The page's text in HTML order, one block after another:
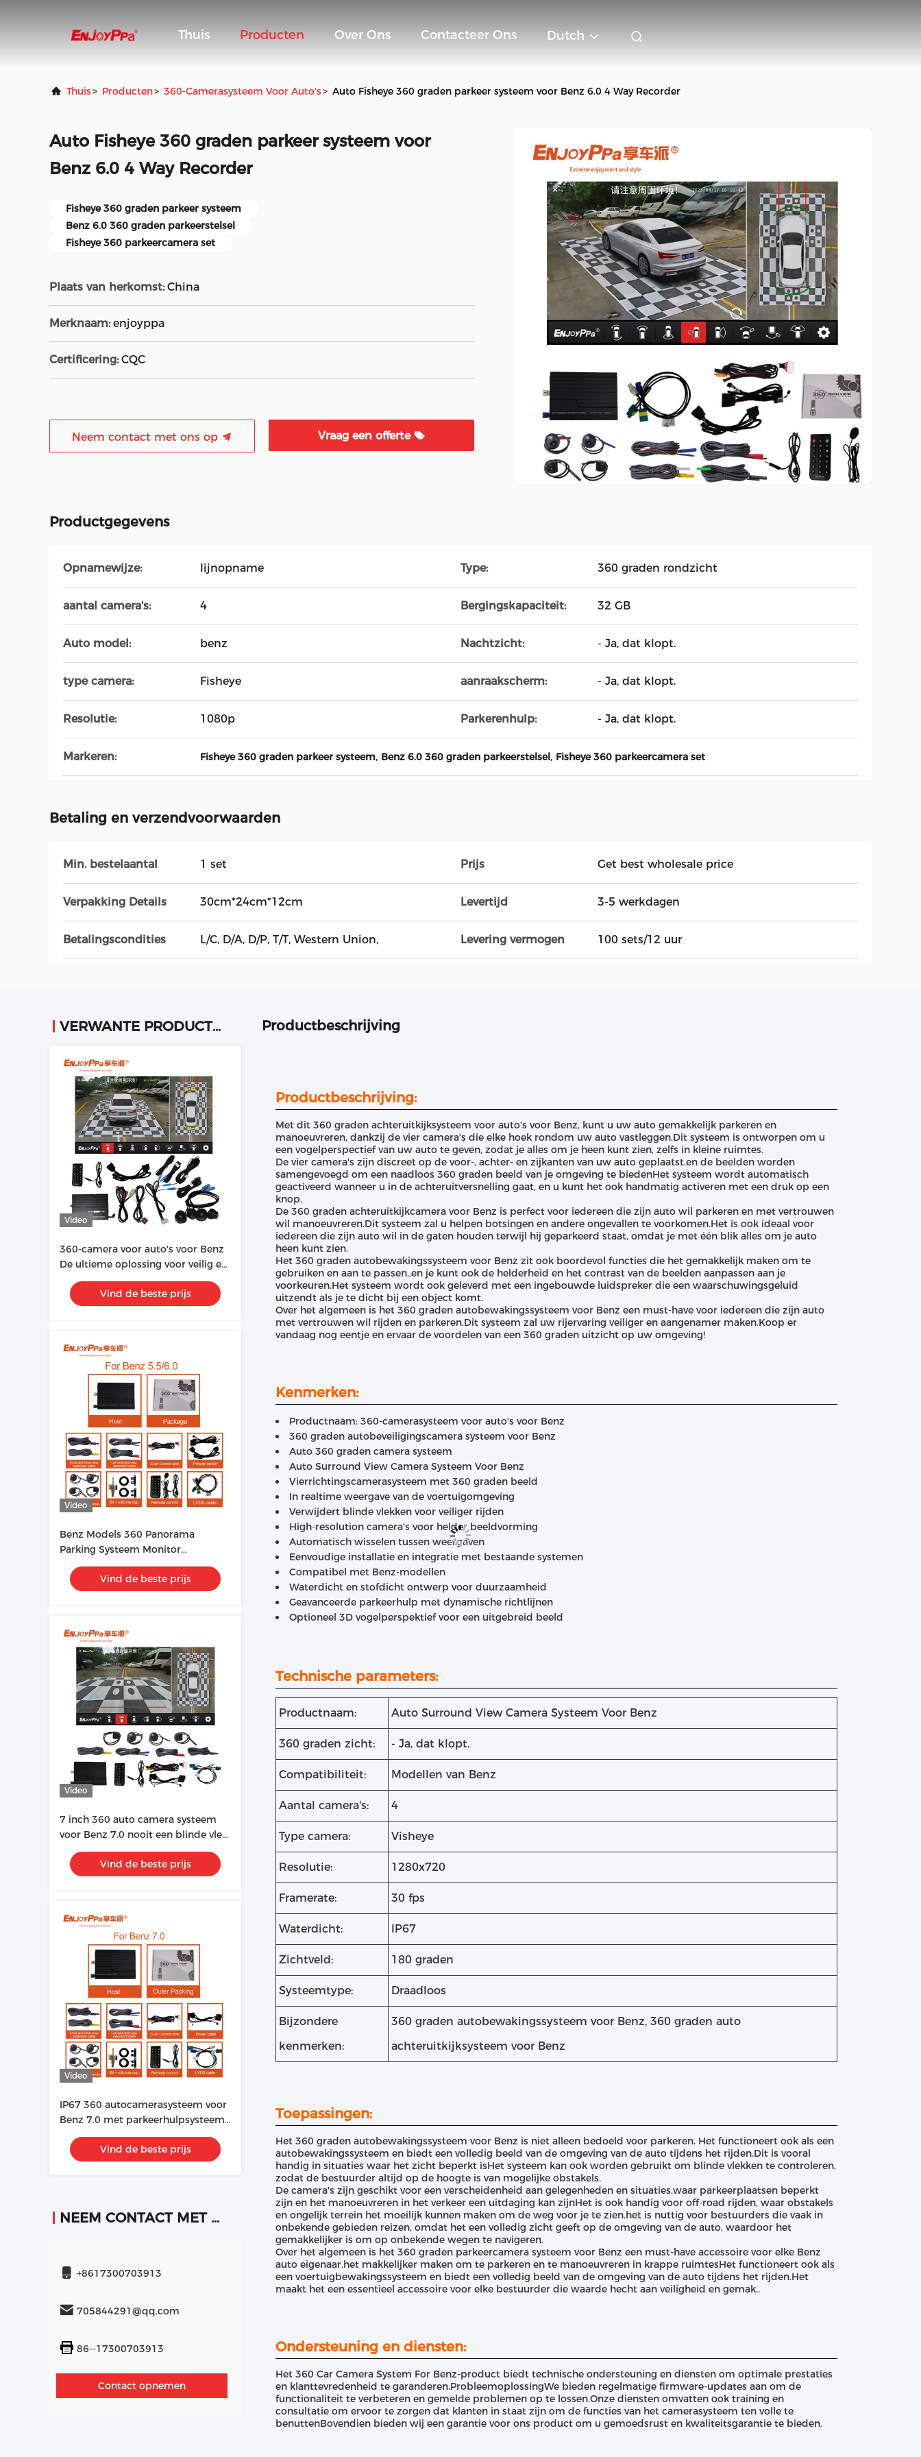
Thuis Producten Over Ons Contacteer Ons Dutch
Thuis> Producten> 360-Camerasysteem Voor Auto's> Auto Fisheye 360 graden parkeer systeem voor Benz 6.0 4 Way Recorder
Auto Fisheye 360 graden parkeer systeem voor
Benz 6.0 4 Way Recorder
Fisheye 360 graden parkeer systeem
Benz 6.0 360 graden parkeerstelsel
Fisheye 360 parkeercamera set
Plaats van herkomst: China
Merknaam: enjoyppa
Certificering: CQC
Neem contact met ons op Vraag een offerte
Productgegevens
Opnamewijze: lijnopname Type: 360 graden rondzicht
aantal camera's: 4 Bergingskapaciteit: 32 GB
Auto model: benz Nachtzicht: - Ja, dat klopt.
type camera: Fisheye aanraakscherm: - Ja, dat klopt.
Resolutie: 1080p Parkerenhulp: - Ja, dat klopt.
Markeren: Fisheye 360 graden parkeer systeem, Benz 6.0 360 graden parkeerstelsel, Fisheye 360 parkeercamera set
Betaling en verzendvoorwaarden
Min. bestelaantal 1 set Prijs Get best wholesale price
Verpakking Details 30cm*24cm*12cm Levertijd 3-5 werkdagen
Betalingscondities L/C, D/A, D/P, T/T, Western Union, Levering vermogen 100 sets/12 uur
VERWANTE PRODUCTEN
Video
360-camera voor auto's voor Benz
De ultieme oplossing voor veilig en
slim rijden
Vind de beste prijs
Video
Benz Models 360 Panorama
Parking Systeem Monitor
moeiteloos uw auto omgeving
Vind de beste prijs
Video
7 inch 360 auto camera systeem
voor Benz 7.0 nooit een blinde vlek
missen
Vind de beste prijs
Video
IP67 360 autocamerasysteem voor
Benz 7.0 met parkeerhulpsysteem
voor omgevingszicht
Vind de beste prijs
NEEM CONTACT MET ONS OP
+8617300703913
705844291@qq.com
86--17300703913
Contact opnemen
Productbeschrijving
Productbeschrijving:
Met dit 360 graden achteruitkijksysteem voor auto's voor Benz, kunt u uw auto gemakkelijk parkeren en
manoeuvreren, dankzij de vier camera's die elke hoek rondom uw auto vastleggen.Dit systeem is ontworpen om u
een vogelperspectief van uw auto te geven, zodat je alles om je heen kunt zien, zelfs in kleine ruimtes.
De vier camera's zijn discreet op de voor-, achter- en zijkanten van uw auto geplaatst.en de beelden worden
samengevoegd om een naadloos 360 graden beeld van je omgeving te biedenHet systeem wordt automatisch
geactiveerd wanneer u in de achteruitversnelling gaat, en u kunt het ook handmatig activeren met een druk op een
knop.
De 360 graden achteruitkijkcamera voor Benz is perfect voor iedereen die zijn auto wil parkeren en met vertrouwen
wil manoeuvreren.Dit systeem zal u helpen botsingen en andere ongevallen te voorkomen.Het is ook ideaal voor
iedereen die zijn auto wil in de gaten houden terwijl hij geparkeerd staat, omdat je met één blik alles om je auto
heen kunt zien.
Het 360 graden autobewakingssysteem voor Benz zit ook boordevol functies die het gemakkelijk maken om te
gebruiken en aan te passen.,en je kunt ook de helderheid en het contrast van de beelden aanpassen aan je
voorkeuren.Het systeem wordt ook geleverd met een ingebouwde luidspreker die een waarschuwingsgeluid
uitzendt als je te dicht bij een object komt.
Over het algemeen is het 360 graden autobewakingssysteem voor Benz een must-have voor iedereen die zijn auto
met vertrouwen wil rijden en parkeren.Dit systeem zal uw rijervaring veiliger en aangenamer maken.Koop er
vandaag nog eentje en ervaar de voordelen van een 360 graden uitzicht op uw omgeving!
Kenmerken:
Productnaam: 360-camerasysteem voor auto's voor Benz
360 graden autobeveiligingscamera systeem voor Benz
Auto 360 graden camera systeem
Auto Surround View Camera Systeem Voor Benz
Vierrichtingscamerasysteem met 360 graden beeld
In realtime weergave van de voertuigomgeving
Verwijdert blinde vlekken voor veiliger rijden
High-resolution camera's voor helder beeldvorming
Automatisch wisselen tussen weergaven
Eenvoudige installatie en integratie met bestaande systemen
Compatibel met Benz-modellen
Waterdicht en stofdicht ontwerp voor duurzaamheid
Geavanceerde parkeerhulp met dynamische richtlijnen
Optioneel 3D vogelperspektief voor een uitgebreid beeld
Technische parameters:
Productnaam: Auto Surround View Camera Systeem Voor Benz
360 graden zicht: - Ja, dat klopt.
Compatibiliteit: Modellen van Benz
Aantal camera's: 4
Type camera: Visheye
Resolutie: 1280x720
Framerate: 30 fps
Waterdicht: IP67
Zichtveld: 180 graden
Systeemtype: Draadloos
Bijzondere
kenmerken:
360 graden autobewakingssysteem voor Benz, 360 graden auto
achteruitkijksysteem voor Benz
Toepassingen:
Het 360 graden autobewakingssysteem voor Benz is niet alleen bedoeld voor parkeren. Het functioneert ook als een
autobewakingssysteem en biedt een volledig beeld van de omgeving van de auto tijdens het rijden.Dit is vooral
handig in situaties waar het zicht beperkt isHet systeem kan ook worden gebruikt om blinde vlekken te controleren,
zodat de bestuurder altijd op de hoogte is van mogelijke obstakels.
De camera's zijn geschikt voor een verscheidenheid aan gelegenheden en situaties.waar parkeerplaatsen beperkt
zijn en het manoeuvreren in het verkeer een uitdaging kan zijnHet is ook handig voor off-road rijden, waar obstakels
en ongelijk terrein het moeilijk kunnen maken om de weg voor je te zien.het is nuttig voor bestuurders die vaak in
onbekende gebieden reizen, omdat het een volledig zicht geeft op de omgeving van de auto, waardoor het
gemakkelijker is om op onbekende wegen te navigeren.
Over het algemeen is het 360 graden parkeercamera systeem voor Benz een must-have accessoire voor elke Benz
auto eigenaar.het makkelijker maken om te parkeren en te manoeuvreren in krappe ruimtesHet functioneert ook als
een voertuigbewakingssysteem en biedt een volledig beeld van de omgeving van de auto tijdens het rijden.Het
maakt het een essentieel accessoire voor elke bestuurder die waarde hecht aan veiligheid en gemak..
Ondersteuning en diensten:
Het 360 Car Camera System For Benz-product biedt technische ondersteuning en diensten om optimale prestaties
en klanttevredenheid te garanderen.ProbleemoplossingWe bieden regelmatige firmware-updates aan om de
functionaliteit te verbeteren en gemelde problemen op te lossen.Onze diensten omvatten ook training en
consultatie om ervoor te zorgen dat klanten in staat zijn om de functies van het camerasysteem ten volle te
benuttenBovendien bieden wij een garantie voor ons product om u gemoedsrust en kwaliteitsgarantie te bieden.